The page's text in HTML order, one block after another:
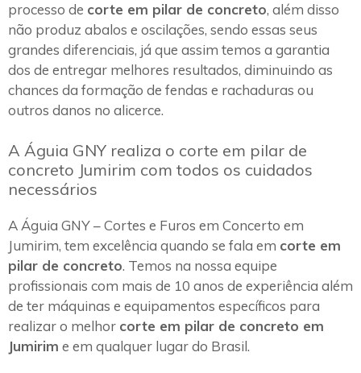
processo de corte em pilar de concreto, além disso
não produz abalos e oscilações, sendo essas seus
grandes diferenciais, já que assim temos a garantia
dos de entregar melhores resultados, diminuindo as
chances da formação de fendas e rachaduras ou
outros danos no alicerce.
A Águia GNY realiza o corte em pilar de
concreto Jumirim com todos os cuidados
necessários
A Águia GNY – Cortes e Furos em Concerto em
Jumirim, tem excelência quando se fala em corte em
pilar de concreto. Temos na nossa equipe
profissionais com mais de 10 anos de experiência além
de ter máquinas e equipamentos específicos para
realizar o melhor corte em pilar de concreto em
Jumirim e em qualquer lugar do Brasil.